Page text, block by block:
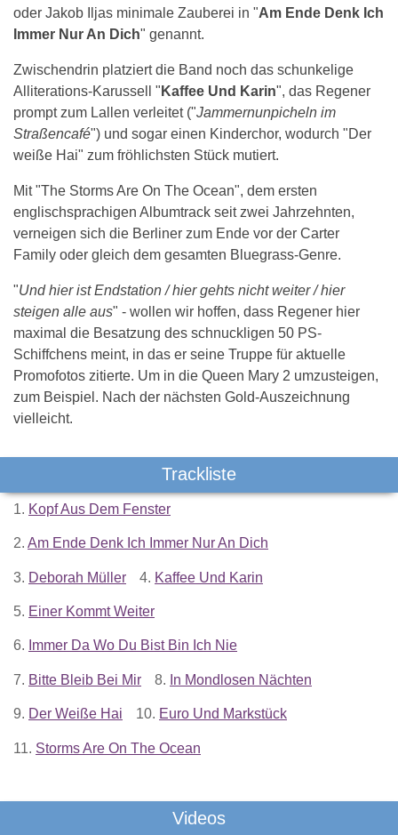
oder Jakob Iljas minimale Zauberei in "Am Ende Denk Ich
Immer Nur An Dich" genannt.
Zwischendrin platziert die Band noch das schunkelige
Alliterations-Karussell " Kaffee Und Karin", das Regener
prompt zum Lallen verleitet ("Jammernunpicheln im
Straßencafé") und sogar einen Kinderchor, wodurch "Der
weiße Hai" zum fröhlichsten Stück mutiert.
Mit "The Storms Are On The Ocean", dem ersten
englischsprachigen Albumtrack seit zwei Jahrzehnten,
verneigen sich die Berliner zum Ende vor der Carter
Family oder gleich dem gesamten Bluegrass-Genre.
"Und hier ist Endstation / hier gehts nicht weiter / hier
steigen alle aus" - wollen wir hoffen, dass Regener hier
maximal die Besatzung des schnuckligen 50 PS-
Schiffchens meint, in das er seine Truppe für aktuelle
Promofotos zitierte. Um in die Queen Mary 2 umzusteigen,
zum Beispiel. Nach der nächsten Gold-Auszeichnung
vielleicht.
Trackliste
1. Kopf Aus Dem Fenster
2. Am Ende Denk Ich Immer Nur An Dich
3. Deborah Müller 4. Kaffee Und Karin
5. Einer Kommt Weiter
6. Immer Da Wo Du Bist Bin Ich Nie
7. Bitte Bleib Bei Mir 8. In Mondlosen Nächten
9. Der Weiße Hai 10. Euro Und Markstück
11. Storms Are On The Ocean
Videos